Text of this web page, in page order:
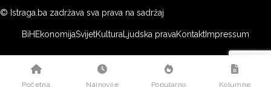
© Istraga.ba zadržava sva prava na sadržaj
BiHEkonomijaSvijetKulturaLjudska pravaKontaktImpressum
Početna Najnovije Popularno Kolumne